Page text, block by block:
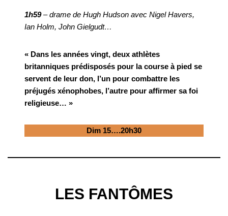
1h59– drame de Hugh Hudson avec Nigel Havers,
Ian Holm, John Gielgudt…
« Dans les années vingt, deux athlètes
britanniques prédisposés pour la course à pied se
servent de leur don, l’un pour combattre les
préjugés xénophobes, l’autre pour affirmer sa foi
religieuse… »
Dim 15….20h30
LES FANTÔMES